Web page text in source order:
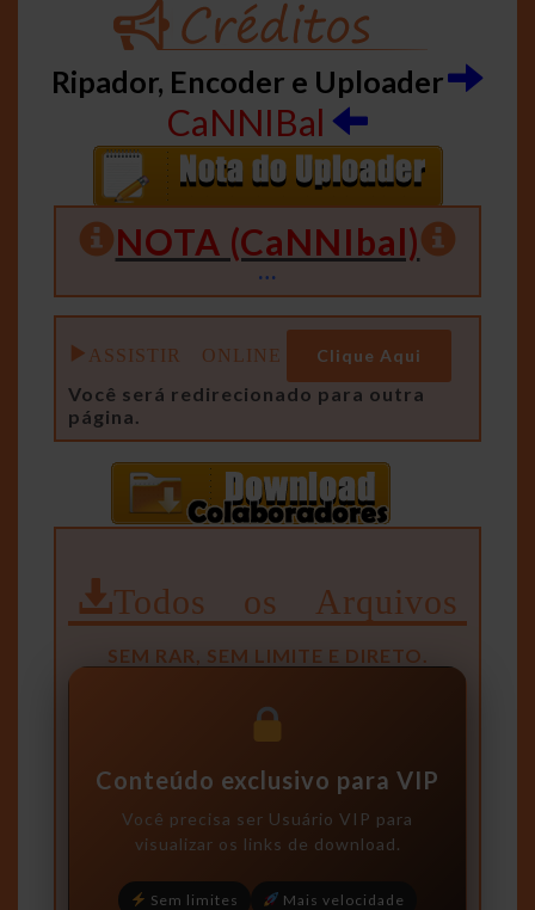
Ripador, Encoder e Uploader
CaNNIBal
NOTA (CaNNIbal)
…
ASSISTIR ONLINE Clique Aqui
Você será redirecionado para outra
página.
Todos os Arquivos
SEM RAR, SEM LIMITE E DIRETO.
Conteúdo exclusivo para VIP
Você precisa ser Usuário VIP para
visualizar os links de download.
Sem limites Mais velocidade